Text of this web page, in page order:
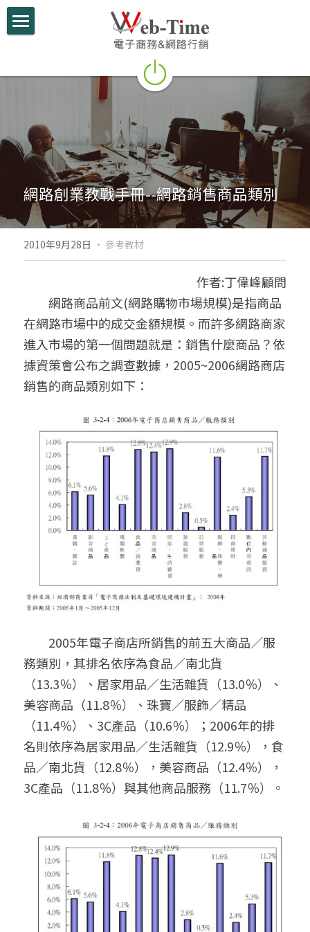
電商學堂
跨境行銷
微信行銷
網路開店
電商部落格
跨境電商實績
聯絡我們
搜索
網路創業教戰手冊--網路銷售商品類別
2010年9月28日 · 參考教材
作者:丁偉峰顧問
網路商品前文(網路購物市場規模)是指商品
在網路市場中的成交金額規模。而許多網路商家
進入市場的第一個問題就是：銷售什麼商品？依
據資策會公布之調查數據，2005~2006網路商店
銷售的商品類別如下：
2005年電子商店所銷售的前五大商品／服
務類別，其排名依序為食品／南北貨
（13.3％）、居家用品／生活雜貨（13.0％）、
美容商品（11.8％）、珠寶／服飾／精品
（11.4％）、3C產品（10.6％）；2006年的排
名則依序為居家用品／生活雜貨（12.9％），食
品／南北貨（12.8％），美容商品（12.4％），
3C產品（11.8％）與其他商品服務（11.7％）。